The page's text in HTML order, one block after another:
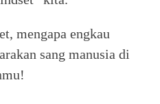
mengapa engkau
sang manusia di